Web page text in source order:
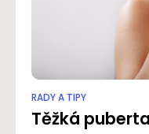
RADY A TIPY
Těžká